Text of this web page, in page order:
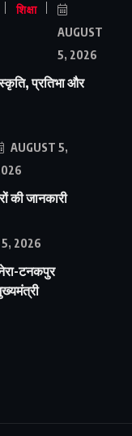
शिक्षा
AUGUST
5, 2026
प्रतिभा और
AUGUST 5,
की जानकारी
5, 2026
टनकपुर